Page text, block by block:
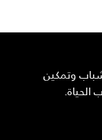
وتمكين
الحياة.